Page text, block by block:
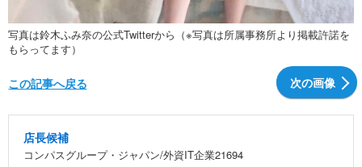
写真は鈴木ふみ奈の公式Twitterから（※写真は所属事務所より掲載許諾を
もらってます）
次の画像
この記事へ戻る
店長候補
コンパスグループ・ジャパン/外資IT企業21694